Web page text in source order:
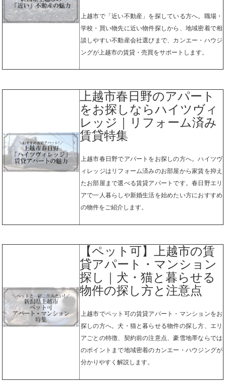
上越市で「近い不動産」を探している方へ。職場・
学校・買い物先に近い物件探しから、地域密着で相
談しやすい不動産会社選びまで、カンエー・ハウジ
ングが上越市の賃貸・売買をサポートします。
上越市春日野のアパート
をお探しならハイツヴィ
レッジ｜リフォーム済み
賃貸特集
上越市春日野でアパートをお探しの方へ。ハイツヴ
ィレッジはリフォーム済みのお部屋から家賃を抑え
たお部屋まで選べる賃貸アパートです。春日野エリ
アで一人暮らしや新婚生活を始めたい方におすすめ
の物件をご紹介します。
【ペット可】上越市の賃
貸アパート・マンション
探し｜犬・猫と暮らせる
物件の探し方と注意点
上越市でペット可の賃貸アパート・マンションをお
探しの方へ。犬・猫と暮らせる物件の探し方、エリ
アごとの特徴、契約前の注意点、豪雪地帯ならでは
のポイントまで地域密着のカンエー・ハウジングが
分かりやすく解説します。